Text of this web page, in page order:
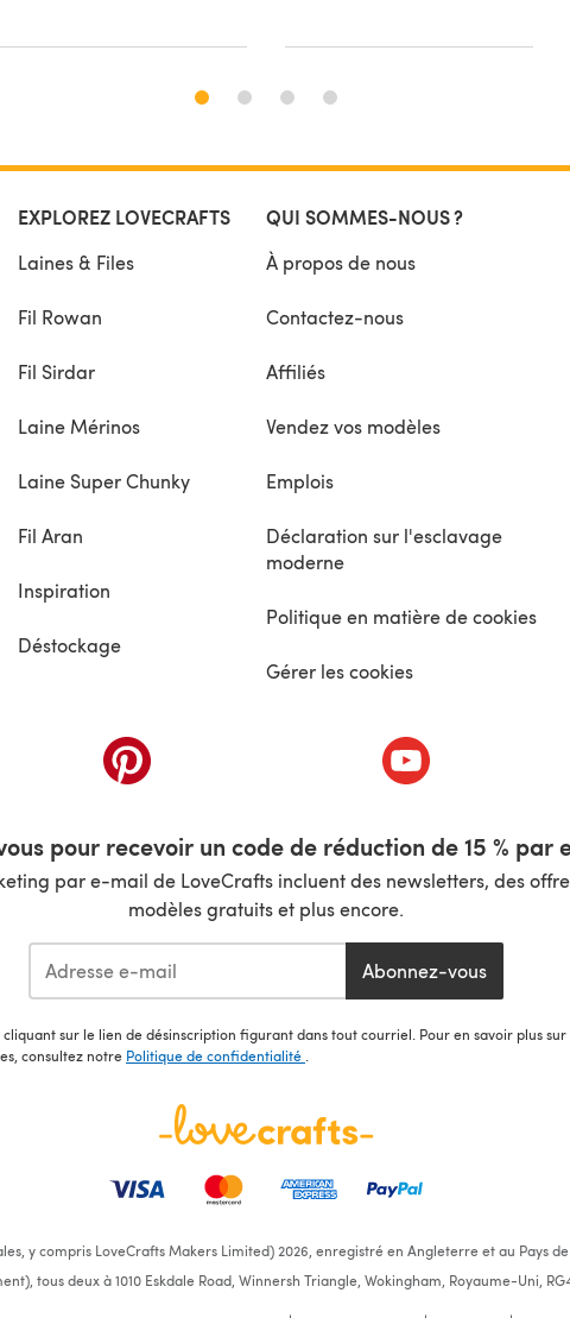
EXPLOREZ LOVECRAFTS
Laines & Files
Fil Rowan
Fil Sirdar
Laine Mérinos
Laine Super Chunky
Fil Aran
Inspiration
Déstockage
QUI SOMMES-NOUS ?
À propos de nous
Contactez-nous
Affiliés
Vendez vos modèles
Emplois
Déclaration sur l'esclavage
moderne
Politique en matière de cookies
Gérer les cookies
onglet) (s'ouvre dans un nouvel onglet) (s'ouvre dans un
pour recevoir un code de réduction de 15 % par
par e-mail de LoveCrafts incluent des newsletters, des
modèles gratuits et plus encore.
Abonnez-vous
cliquant sur le lien de désinscription figurant dans tout courriel. Pour en savoir plus
consultez notre Politique de confidentialité .
y compris LoveCrafts Makers Limited) 2026, enregistré en Angleterre et au Pays de
tous deux à 1010 Eskdale Road, Winnersh Triangle, Wokingham, Royaume-Uni,